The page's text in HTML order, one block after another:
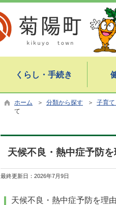
くらし・手続き
ホーム ＞ 分類から探す ＞ 子育て
て
天候不良・熱中症予防
最終更新日： 2026年7月9日
天候不良・熱中症予防を理